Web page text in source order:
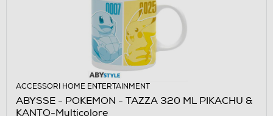
ACCESSORI HOME ENTERTAINMENT
ABYSSE - POKEMON - TAZZA 320 ML PIKACHU &
KANTO-Multicolore